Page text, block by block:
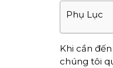
Phụ Lục
Khi cần
chúng tôi